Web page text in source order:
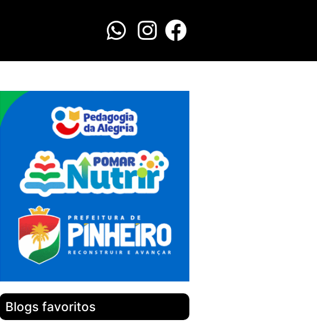
Blogs favoritos